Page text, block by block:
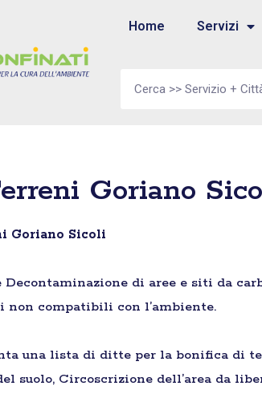
Home Servizi
Goriano
Goriano Sicoli
Decontaminazione di aree e siti da
compatibili con l’ambiente.
una lista di ditte per la bonifica di
suolo, Circoscrizione dell’area da